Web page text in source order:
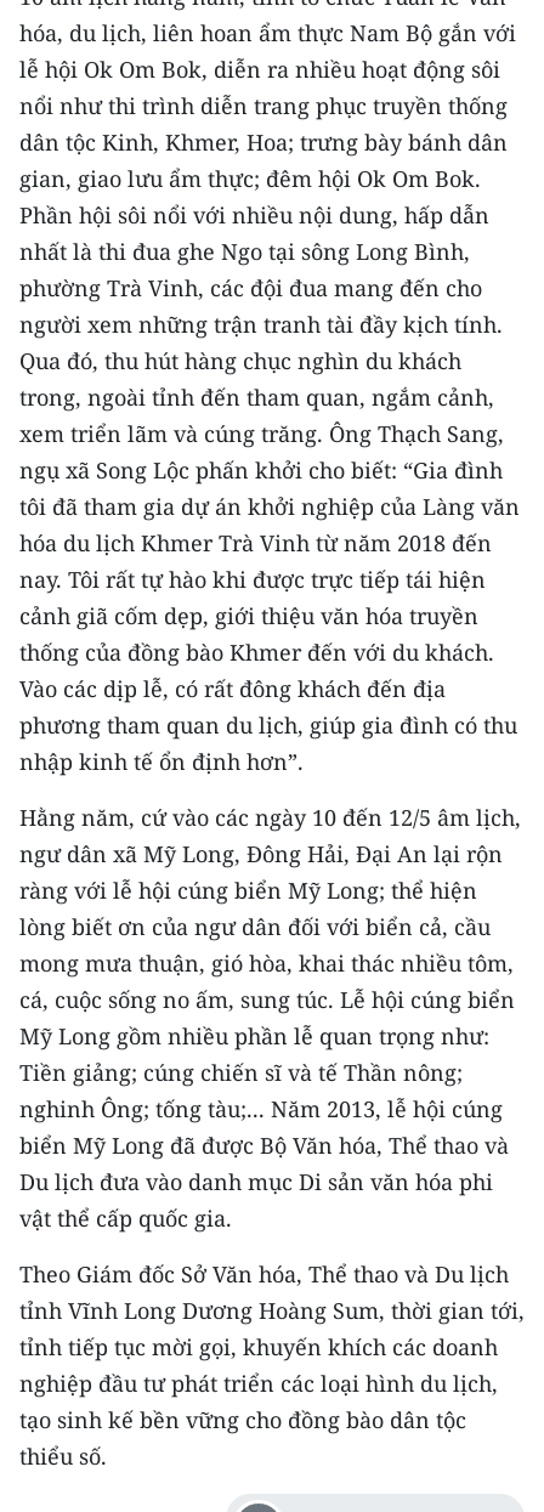
ENGLISH
中文
FRANÇAIS
РУССКИЙ
ESPAÑOL
한국어
hóa, du lịch, liên hoan ẩm thực Nam Bộ gắn với
lễ hội Ok Om Bok, diễn ra nhiều hoạt động sôi
nổi như thi trình diễn trang phục truyền thống
dân tộc Kinh, Khmer, Hoa; trưng bày bánh dân
gian, giao lưu ẩm thực; đêm hội Ok Om Bok.
Phần hội sôi nổi với nhiều nội dung, hấp dẫn
nhất là thi đua ghe Ngo tại sông Long Bình,
phường Trà Vinh, các đội đua mang đến cho
người xem những trận tranh tài đầy kịch tính.
Qua đó, thu hút hàng chục nghìn du khách
trong, ngoài tỉnh đến tham quan, ngắm cảnh,
xem triển lãm và cúng trăng. Ông Thạch Sang,
ngụ xã Song Lộc phấn khởi cho biết: “Gia đình
tôi đã tham gia dự án khởi nghiệp của Làng văn
hóa du lịch Khmer Trà Vinh từ năm 2018 đến
nay. Tôi rất tự hào khi được trực tiếp tái hiện
cảnh giã cốm dẹp, giới thiệu văn hóa truyền
thống của đồng bào Khmer đến với du khách.
Vào các dịp lễ, có rất đông khách đến địa
phương tham quan du lịch, giúp gia đình có thu
nhập kinh tế ổn định hơn”.
Hằng năm, cứ vào các ngày 10 đến 12/5 âm lịch,
ngư dân xã Mỹ Long, Đông Hải, Đại An lại rộn
ràng với lễ hội cúng biển Mỹ Long; thể hiện
lòng biết ơn của ngư dân đối với biển cả, cầu
mong mưa thuận, gió hòa, khai thác nhiều tôm,
cá, cuộc sống no ấm, sung túc. Lễ hội cúng biển
Mỹ Long gồm nhiều phần lễ quan trọng như:
Tiền giảng; cúng chiến sĩ và tế Thần nông;
nghinh Ông; tống tàu;... Năm 2013, lễ hội cúng
biển Mỹ Long đã được Bộ Văn hóa, Thể thao và
Du lịch đưa vào danh mục Di sản văn hóa phi
vật thể cấp quốc gia.
Theo Giám đốc Sở Văn hóa, Thể thao và Du lịch
tỉnh Vĩnh Long Dương Hoàng Sum, thời gian tới,
tỉnh tiếp tục mời gọi, khuyến khích các doanh
nghiệp đầu tư phát triển các loại hình du lịch,
tạo sinh kế bền vững cho đồng bào dân tộc
thiểu số.